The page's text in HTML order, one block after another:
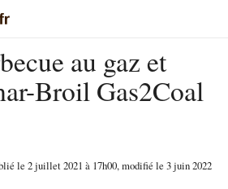
au gaz et
Broil Gas2Coal
le 2 juillet 2021 à 17h00, modifié le 3 juin 2022